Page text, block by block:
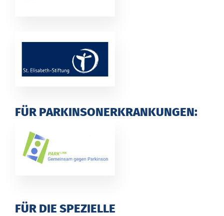
FÜR PARKINSONERKRANKUNGEN:
FÜR DIE SPEZIELLE